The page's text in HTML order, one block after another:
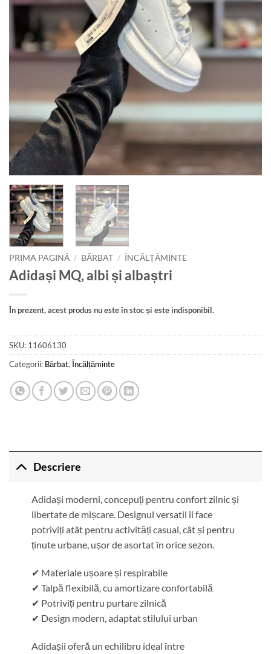
PRIMA PAGINĂ / BĂRBAT / ÎNCĂLȚĂMINTE
Adidași MQ, albi și albaștri
În prezent, acest produs nu este în stoc și este indisponibil.
SKU: 11606130
Categorii: Bărbat, Încălțăminte
Descriere
Adidași moderni, concepuți pentru confort zilnic și
libertate de mișcare. Designul versatil îi face
potriviți atât pentru activități casual, cât și pentru
ținute urbane, ușor de asortat în orice sezon.
✔ Materiale ușoare și respirabile
✔ Talpă flexibilă, cu amortizare confortabilă
✔ Potriviți pentru purtare zilnică
✔ Design modern, adaptat stilului urban
Adidașii oferă un echilibru ideal între